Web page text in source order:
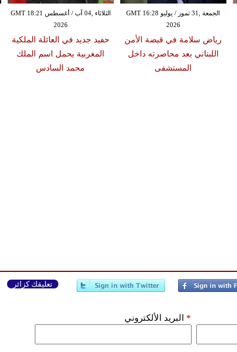
الثلاثاء ,04 آب / أغسطس GMT 18:21
2026
حفيد جديد في العائلة الملكية
المغربية يحمل اسم الملك
محمد السادس
الجمعة ,31 تموز / يوليو GMT 16:28
2026
رياض سلامة في قبضة الأمن
اللبناني بعد محاصرته داخل
المستشفى
تعليقك كزائر
البريد الألكتروني *